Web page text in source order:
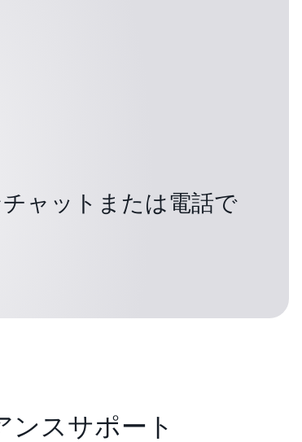
ャットまたは電話で
ンスサポート